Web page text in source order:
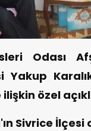
Odası
özel
Sivrice